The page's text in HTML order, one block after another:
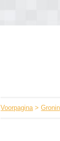
Voorpagina>